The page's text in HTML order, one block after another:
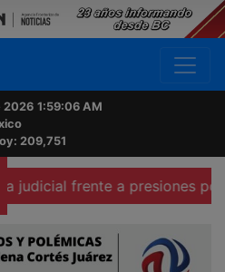
2026 1:59:07 AM
209,751
a presiones políticas